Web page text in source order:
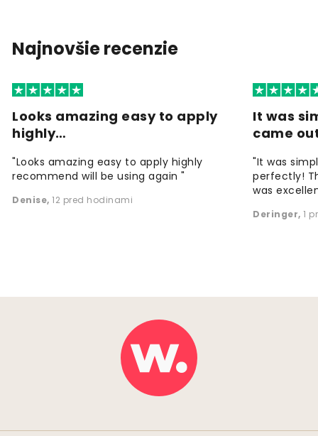
Najnovšie recenzie
Looks amazing easy to apply
highly…
"Looks amazing easy to apply highly
recommend will be using again "
Denise, 12 pred hodinami
It was
came
"It was
perfectly!
was
Deringer, 1